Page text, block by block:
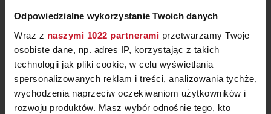
Odpowiedzialne wykorzystanie Twoich danych
Wraz z naszymi 1022 partnerami przetwarzamy Twoje
osobiste dane, np. adres IP, korzystając z takich
technologii jak pliki cookie, w celu wyświetlania
spersonalizowanych reklam i treści, analizowania tychże,
wychodzenia naprzeciw oczekiwaniom użytkowników i
rozwoju produktów. Masz wybór odnośnie tego, kto
859 ZŁ